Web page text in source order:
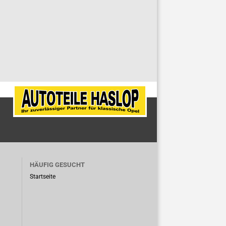
HÄUFIG GESUCHT
Startseite